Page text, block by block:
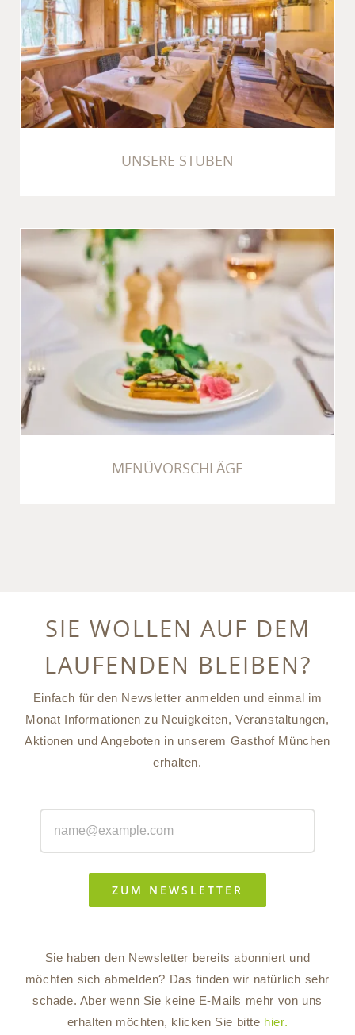
UNSERE STUBEN
UNSERE STUBEN
MENÜVORSCHLÄGE
MENÜVORSCHLÄGE
SIE WOLLEN AUF DEM
LAUFENDEN BLEIBEN?
Einfach für den Newsletter anmelden und einmal im
Monat Informationen zu Neuigkeiten, Veranstaltungen,
Aktionen und Angeboten in unserem Gasthof München
erhalten.
ZUM NEWSLETTER
Sie haben den Newsletter bereits abonniert und
möchten sich abmelden? Das finden wir natürlich sehr
schade. Aber wenn Sie keine E-Mails mehr von uns
erhalten möchten, klicken Sie bitte hier.